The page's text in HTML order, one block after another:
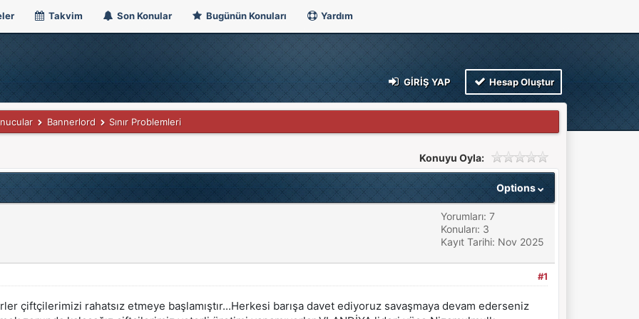
Takvim Son Konular Bugünün Konuları Yardım
GIRIŞ YAP Hesap Oluştur
Bannerlord Sınır Problemleri
Konuyu Oyla:
Options
Yorumları: 7
Konuları: 3
Kayıt Tarihi: Nov 2025
#1
çiftçilerimizi rahatsız etmeye başlamıştır...Herkesi barışa davet ediyoruz savaşmaya devam ederseniz